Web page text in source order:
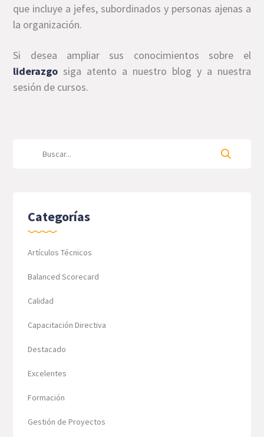
que incluye a jefes, subordinados y personas ajenas a
la organización.
Si desea ampliar sus conocimientos sobre el
liderazgo siga atento a nuestro blog y a nuestra
sesión de cursos.
Categorías
Artículos Técnicos
Balanced Scorecard
Calidad
Capacitación Directiva
Destacado
Excelentes
Formación
Gestión de Proyectos